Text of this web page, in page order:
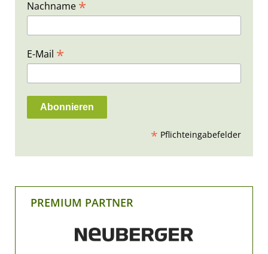
Nachname *
E-Mail *
* Pflichteingabefelder
PREMIUM PARTNER